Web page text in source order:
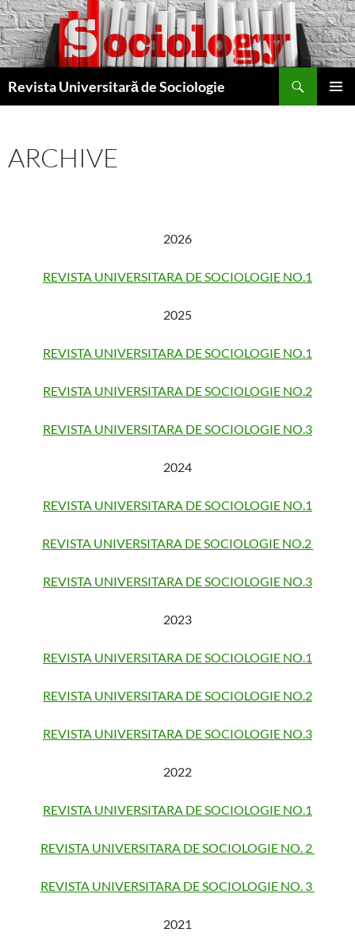
Skip
to
content
Revista Universitară de Sociologie
ARCHIVE
2026
REVISTA UNIVERSITARA DE SOCIOLOGIE NO.1
2025
REVISTA UNIVERSITARA DE SOCIOLOGIE NO.1
REVISTA UNIVERSITARA DE SOCIOLOGIE NO.2
REVISTA UNIVERSITARA DE SOCIOLOGIE NO.3
2024
REVISTA UNIVERSITARA DE SOCIOLOGIE NO.1
REVISTA UNIVERSITARA DE SOCIOLOGIE NO.2
REVISTA UNIVERSITARA DE SOCIOLOGIE NO.3
2023
REVISTA UNIVERSITARA DE SOCIOLOGIE NO.1
REVISTA UNIVERSITARA DE SOCIOLOGIE NO.2
REVISTA UNIVERSITARA DE SOCIOLOGIE NO.3
2022
REVISTA UNIVERSITARA DE SOCIOLOGIE NO.1
REVISTA UNIVERSITARA DE SOCIOLOGIE NO. 2
REVISTA UNIVERSITARA DE SOCIOLOGIE NO. 3
2021